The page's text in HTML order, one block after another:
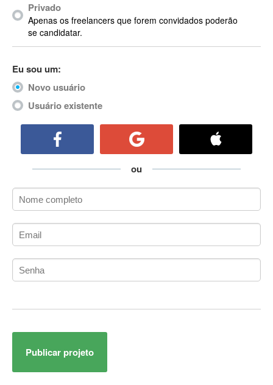
Acronis
ACT
ActionScript
ActionScript 3
Active Directory
ActiveX Data Objects (ADO)
ADK
Administração Acadêmica
Administração de Artistas e Repertórios
Administração de Banco de Dados
Administração de Redes
Administrador de Sistemas
Adobe After Effects
Adobe AIR
Privado
Apenas os freelancers que forem convidados poderão
se candidatar.
Eu sou um:
Novo usuário
Usuário existente
ou
Publicar projeto